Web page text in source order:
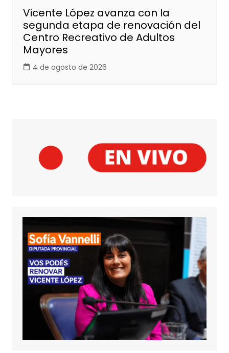
Vicente López avanza con la
segunda etapa de renovación del
Centro Recreativo de Adultos
Mayores
4 de agosto de 2026